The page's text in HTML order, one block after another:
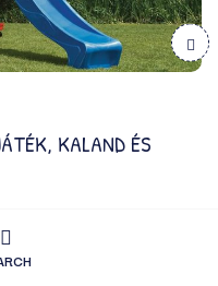
KALAND ÉS